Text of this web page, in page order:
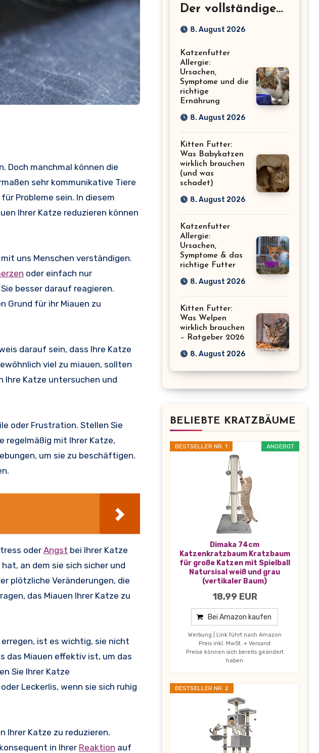
Doch manchmal können die
sehr kommunikative Tiere
Probleme sein. In diesem
Ihrer Katze reduzieren können
uns Menschen verständigen.
oder einfach nur
besser darauf reagieren.
Grund für ihr Miauen zu
darauf sein, dass Ihre Katze
viel zu miauen, sollten
Ihre Katze untersuchen und
oder Frustration. Stellen Sie
regelmäßig mit Ihrer Katze,
um sie zu beschäftigen.
oderAngst bei Ihrer Katze
an dem sie sich sicher und
plötzliche Veränderungen, die
das Miauen Ihrer Katze zu
ist es wichtig, sie nicht
das Miauen effektiv ist, um das
Sie Ihrer Katze
Leckerlis, wenn sie sich ruhig
Ihrer Katze zu reduzieren.
in Ihrer Reaktion auf
Der vollständige
Leitfaden für eine
8. August 2026
Katzenfutter
Allergie:
Ursachen,
Symptome und die
richtige
Ernährung
8. August 2026
Kitten Futter:
Was Babykatzen
wirklich brauchen
(und was
schadet)
8. August 2026
Katzenfutter
Allergie:
Ursachen,
Symptome & das
richtige Futter
8. August 2026
Kitten Futter:
Was Welpen
wirklich brauchen
– Ratgeber 2026
8. August 2026
BELIEBTE KRATZBÄUME
ANGEBOT
BESTSELLER NR. 1
Dimaka 74cm
Katzenkratzbaum Kratzbaum
für große Katzen mit Spielball
Natursisal weiß und grau
(vertikaler Baum)
18,99 EUR
Bei Amazon kaufen
Werbung | Link führt nach Amazon
Preis inkl. MwSt. + Versand
Preise können sich bereits geändert
haben
BESTSELLER NR. 2